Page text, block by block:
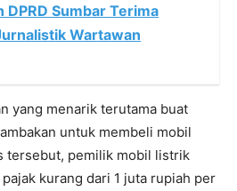
DPRD Sumbar Terima
Wartawan
yang menarik terutama buat
untuk membeli mobil
tersebut, pemilik mobil listrik
kurang dari 1 juta rupiah per